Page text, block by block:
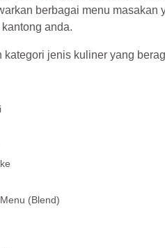
berbagai menu masakan
anda.
jenis kuliner yang
(Blend)